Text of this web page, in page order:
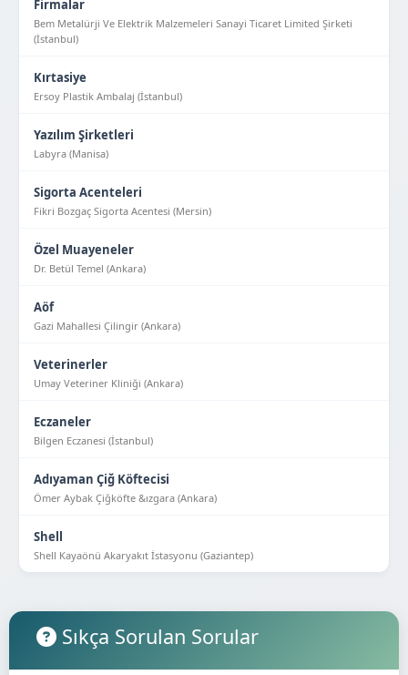
Firmalar
Bem Metalürji Ve Elektrik Malzemeleri Sanayi Ticaret Limited Şirketi
(İstanbul)
Kırtasiye
Ersoy Plastik Ambalaj (İstanbul)
Yazılım Şirketleri
Labyra (Manisa)
Sigorta Acenteleri
Fikri Bozgaç Sigorta Acentesi (Mersin)
Özel Muayeneler
Dr. Betül Temel (Ankara)
Aöf
Gazi Mahallesi Çilingir (Ankara)
Veterinerler
Umay Veteriner Kliniği (Ankara)
Eczaneler
Bilgen Eczanesi (İstanbul)
Adıyaman Çiğ Köftecisi
Ömer Aybak Çiğköfte &ızgara (Ankara)
Shell
Shell Kayaönü Akaryakıt İstasyonu (Gaziantep)
Sıkça Sorulan Sorular